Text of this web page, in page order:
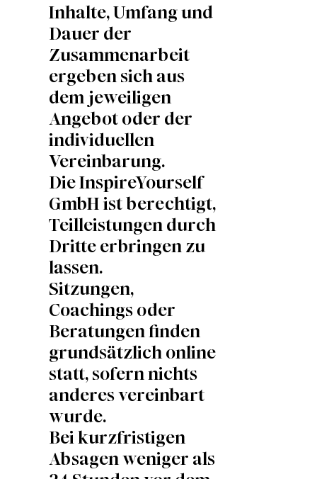
Inhalte, Umfang und
Dauer der
Zusammenarbeit
ergeben sich aus
dem jeweiligen
Angebot oder der
individuellen
Vereinbarung.
Die InspireYourself
GmbH ist berechtigt,
Teilleistungen durch
Dritte erbringen zu
lassen.
Sitzungen,
Coachings oder
Beratungen finden
grundsätzlich online
statt, sofern nichts
anderes vereinbart
wurde.
Bei kurzfristigen
Absagen weniger als